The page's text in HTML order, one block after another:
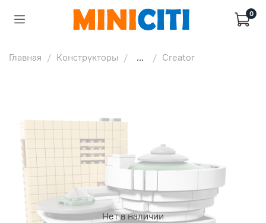
0
Главная Конструкторы ... Creator
Нет в наличии